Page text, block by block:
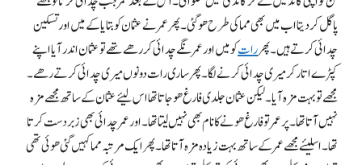
پاگل کر دیتا اب میں بھی مما کی طرح ھو گئی۔ پھر عمر نے عثمان کو بتایا کے میں اور تسکین
چدائی کرتے ہیں۔ پھرراتکو میں اور عمر نگے چدائی کر رھے تھے تو عثمان اندر آیا اپنے
کپڑے اتار کر میری چدائی کرنے لگا۔ پھر ساری رات دونوں میری چدائی کرتے رھے۔
مجھے تو بہت مزہ آیا۔ لیکن عثمان جلدی فارغ ھو جاتا تھا اس لیئے عثمان کے ساتھ مجھے مزہ
نہیں آتا تھا۔ پر عمر تو فارغ ھونے کا نام بھی نہیں لیتا تھا۔ اور عمر چدائی بھی زبردست کرتا
تھا۔ اسلیئے مجھے عمر کے ساتھ بہت زیادہ مزہ آتا تھا۔ پھر ایک مرتبہ مما کہیں گئی ھوئی تھی